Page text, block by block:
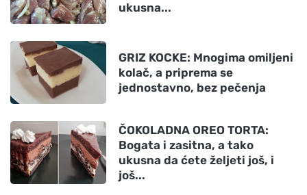
ukusna...
GRIZ KOCKE: Mnogima omiljeni
kolač, a priprema se
jednostavno, bez pečenja
ČOKOLADNA OREO TORTA:
Bogata i zasitna, a tako
ukusna da ćete željeti još, i
još...